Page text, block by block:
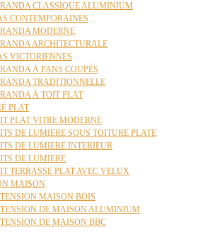
CLASSIQUE ALUMINIUM
CONTEMPORAINES
MODERNE
ARCHITECTURALE
VICTORIENNES
À PANS COUPÉS
TRADITIONNELLE
À TOIT PLAT
PLAT
PLAT VITRE MODERNE
DE LUMIERE SOUS TOITURE PLATE
DE LUMIERE INTERIEUR
DE LUMIERE
TERRASSE PLAT AVEC VELUX
MAISON
MAISON BOIS
DE MAISON ALUMINIUM
DE MAISON BBC